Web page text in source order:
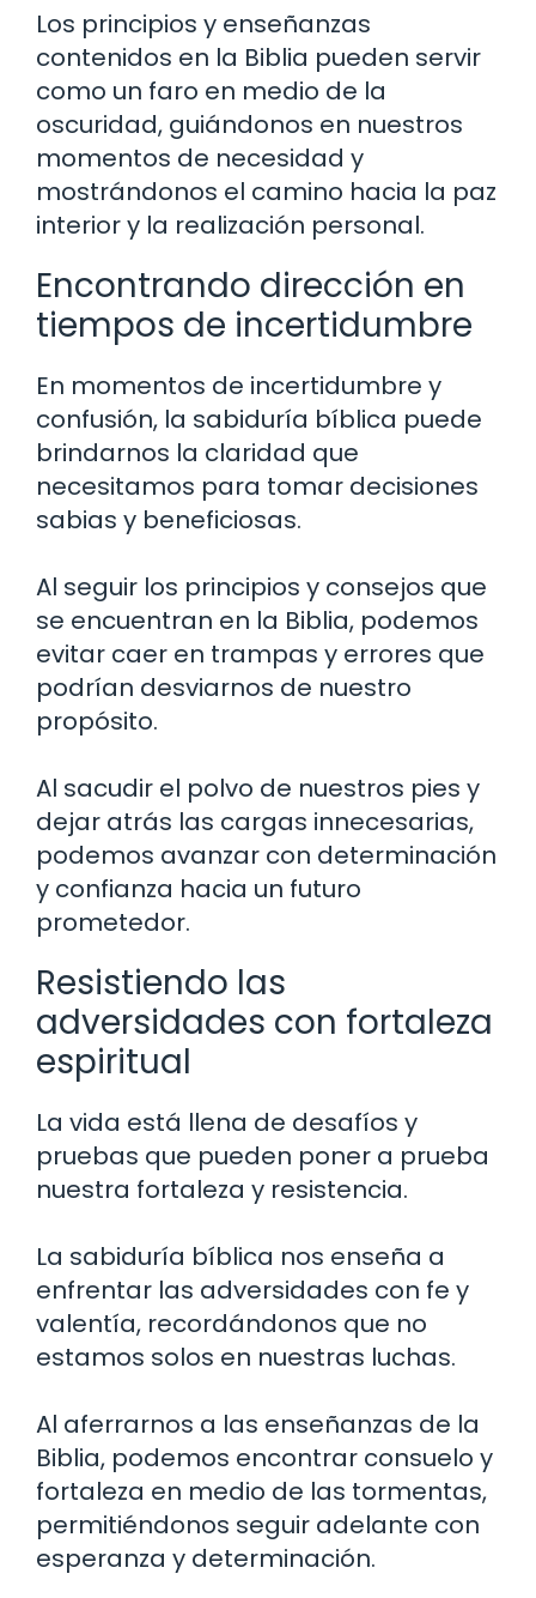
Los principios y enseñanzas
contenidos en la Biblia pueden servir
como un faro en medio de la
oscuridad, guiándonos en nuestros
momentos de necesidad y
mostrándonos el camino hacia la paz
interior y la realización personal.
Encontrando dirección en
tiempos de incertidumbre
En momentos de incertidumbre y
confusión, la sabiduría bíblica puede
brindarnos la claridad que
necesitamos para tomar decisiones
sabias y beneficiosas.
Al seguir los principios y consejos que
se encuentran en la Biblia, podemos
evitar caer en trampas y errores que
podrían desviarnos de nuestro
propósito.
Al sacudir el polvo de nuestros pies y
dejar atrás las cargas innecesarias,
podemos avanzar con determinación
y confianza hacia un futuro
prometedor.
Resistiendo las
adversidades con fortaleza
espiritual
La vida está llena de desafíos y
pruebas que pueden poner a prueba
nuestra fortaleza y resistencia.
La sabiduría bíblica nos enseña a
enfrentar las adversidades con fe y
valentía, recordándonos que no
estamos solos en nuestras luchas.
Al aferrarnos a las enseñanzas de la
Biblia, podemos encontrar consuelo y
fortaleza en medio de las tormentas,
permitiéndonos seguir adelante con
esperanza y determinación.